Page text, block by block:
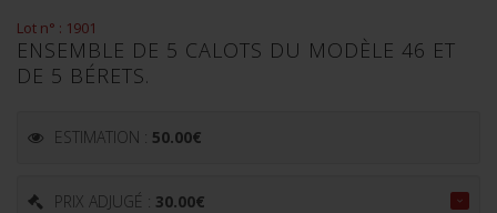
Lot n° : 1901
ENSEMBLE DE 5 CALOTS DU MODÈLE 46 ET
DE 5 BÉRETS.
ESTIMATION : 50.00€
PRIX ADJUGÉ : 30.00€